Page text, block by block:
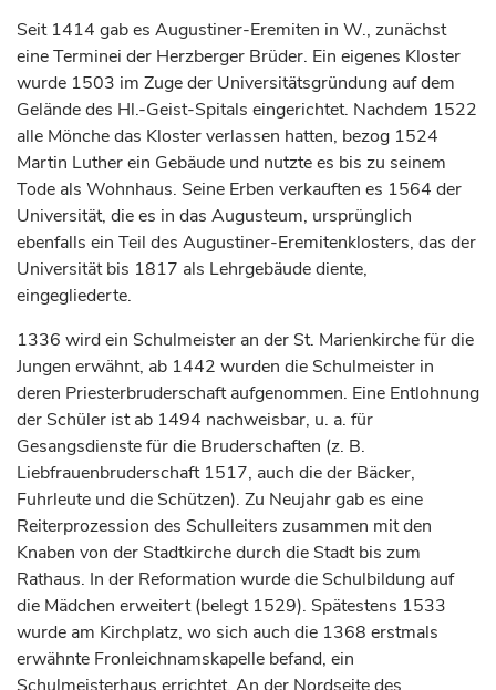
Seit 1414 gab es Augustiner-Eremiten in W., zunächst
eine Terminei der Herzberger Brüder. Ein eigenes Kloster
wurde 1503 im Zuge der Universitätsgründung auf dem
Gelände des Hl.-Geist-Spitals eingerichtet. Nachdem 1522
alle Mönche das Kloster verlassen hatten, bezog 1524
Martin Luther ein Gebäude und nutzte es bis zu seinem
Tode als Wohnhaus. Seine Erben verkauften es 1564 der
Universität, die es in das Augusteum, ursprünglich
ebenfalls ein Teil des Augustiner-Eremitenklosters, das der
Universität bis 1817 als Lehrgebäude diente,
eingegliederte.
1336 wird ein Schulmeister an der St. Marienkirche für die
Jungen erwähnt, ab 1442 wurden die Schulmeister in
deren Priesterbruderschaft aufgenommen. Eine Entlohnung
der Schüler ist ab 1494 nachweisbar, u. a. für
Gesangsdienste für die Bruderschaften (z. B.
Liebfrauenbruderschaft 1517, auch die der Bäcker,
Fuhrleute und die Schützen). Zu Neujahr gab es eine
Reiterprozession des Schulleiters zusammen mit den
Knaben von der Stadtkirche durch die Stadt bis zum
Rathaus. In der Reformation wurde die Schulbildung auf
die Mädchen erweitert (belegt 1529). Spätestens 1533
wurde am Kirchplatz, wo sich auch die 1368 erstmals
erwähnte Fronleichnamskapelle befand, ein